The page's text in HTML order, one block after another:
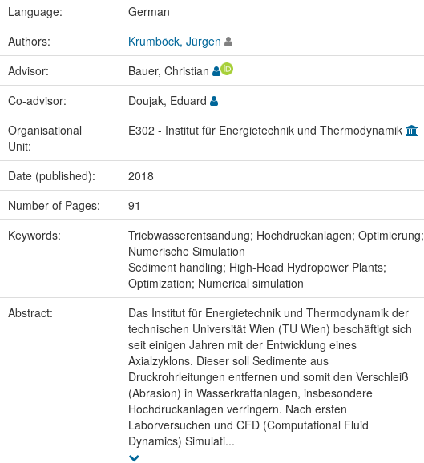
Language:
German
Authors:
Krumböck, Jürgen
Advisor:
Bauer, Christian
Co-advisor:
Doujak, Eduard
Organisational
Unit:
E302 - Institut für Energietechnik und Thermodynamik
Date (published): 2018
Number of Pages:
91
Keywords:
Triebwasserentsandung; Hochdruckanlagen; Optimierung;
Numerische Simulation
Sediment handling; High-Head Hydropower Plants;
Optimization; Numerical simulation
Abstract:
Das Institut für Energietechnik und Thermodynamik der
technischen Universität Wien (TU Wien) beschäftigt sich
seit einigen Jahren mit der Entwicklung eines
Axialzyklons. Dieser soll Sedimente aus
Druckrohrleitungen entfernen und somit den Verschleiß
(Abrasion) in Wasserkraftanlagen, insbesondere
Hochdruckanlagen verringern. Nach ersten
Laborversuchen und CFD (Computational Fluid
Dynamics) Simulati...